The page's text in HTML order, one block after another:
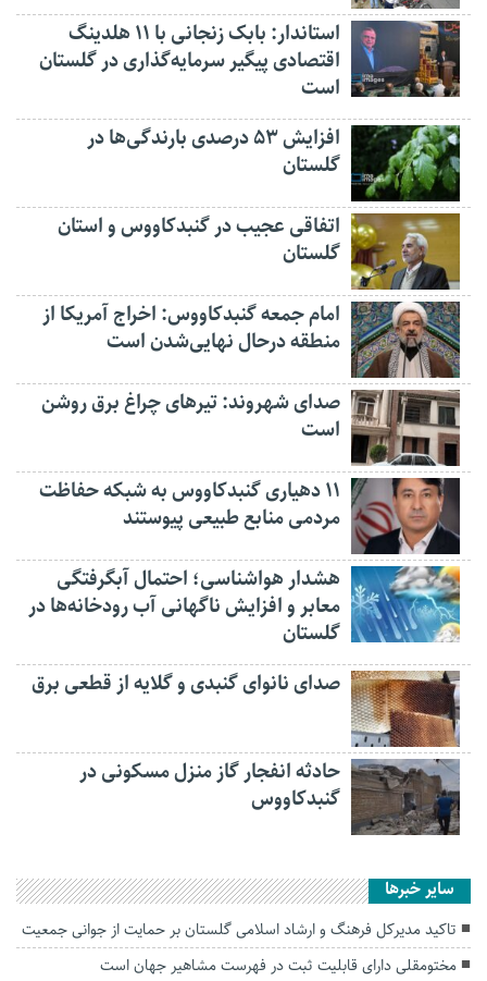
استاندار: بابک زنجانی با ۱۱ هلدینگ
اقتصادی پیگیر سرمایه‌گذاری در گلستان
است
افزایش ۵۳ درصدی بارندگی‌ها در
گلستان
اتفاقی عجیب در‌ گنبدکاووس و استان
گلستان
امام جمعه گنبدکاووس: اخراج آمریکا از
منطقه درحال نهایی‌شدن است
صدای شهروند: تیرهای چراغ برق روشن
است
۱۱ دهیاری گنبدکاووس به شبکه حفاظت
مردمی منابع طبیعی پیوستند
هشدار هواشناسی؛ احتمال آبگرفتگی
معابر و افزایش ناگهانی آب رودخانه‌ها در
گلستان
صدای نانوای گنبدی و گلایه از قطعی برق
حادثه انفجار گاز منزل مسکونی در
گنبدکاووس
سایر خبرها
تاکید مدیرکل فرهنگ و ارشاد اسلامی گلستان بر حمایت از جوانی جمعیت
مختومقلی دارای قابلیت ثبت در فهرست مشاهیر جهان است